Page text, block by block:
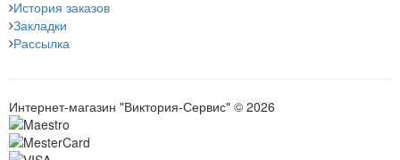
История заказов
Закладки
Рассылка
Интернет-магазин "Виктория-Сервис" © 2026